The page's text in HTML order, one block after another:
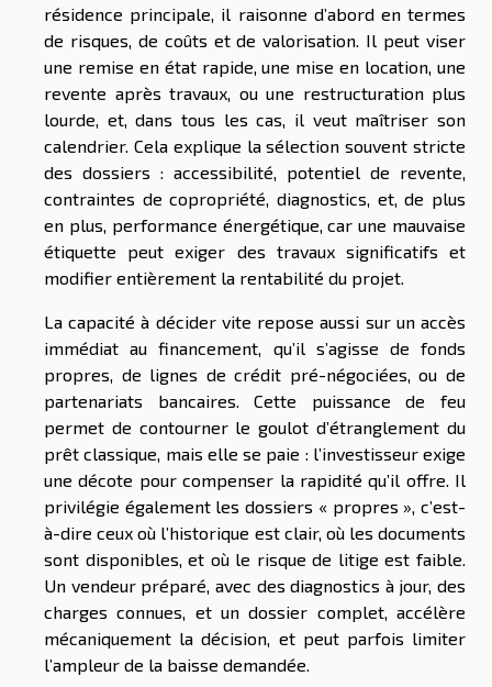
résidence principale, il raisonne d’abord en termes
de risques, de coûts et de valorisation. Il peut viser
une remise en état rapide, une mise en location, une
revente après travaux, ou une restructuration plus
lourde, et, dans tous les cas, il veut maîtriser son
calendrier. Cela explique la sélection souvent stricte
des dossiers : accessibilité, potentiel de revente,
contraintes de copropriété, diagnostics, et, de plus
en plus, performance énergétique, car une mauvaise
étiquette peut exiger des travaux significatifs et
modifier entièrement la rentabilité du projet.
La capacité à décider vite repose aussi sur un accès
immédiat au financement, qu’il s’agisse de fonds
propres, de lignes de crédit pré-négociées, ou de
partenariats bancaires. Cette puissance de feu
permet de contourner le goulot d’étranglement du
prêt classique, mais elle se paie : l’investisseur exige
une décote pour compenser la rapidité qu’il offre. Il
privilégie également les dossiers « propres », c’est-
à-dire ceux où l’historique est clair, où les documents
sont disponibles, et où le risque de litige est faible.
Un vendeur préparé, avec des diagnostics à jour, des
charges connues, et un dossier complet, accélère
mécaniquement la décision, et peut parfois limiter
l’ampleur de la baisse demandée.